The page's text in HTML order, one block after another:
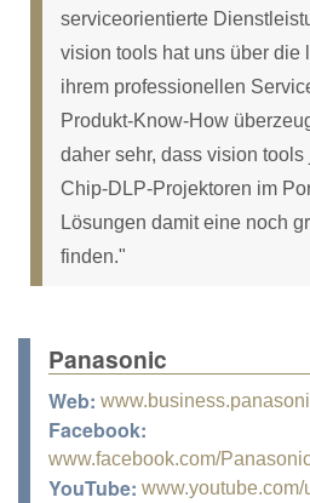
serviceorientierte
vision tools hat uns über die
ihrem professionellen
Produkt-Know-How
daher sehr, dass vision
Chip-DLP-Projektoren im
Lösungen damit eine noch
finden."
Panasonic
Web:
Facebook:
www.facebook.com/
YouTube: